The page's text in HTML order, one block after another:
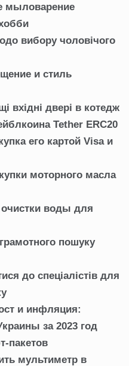
мыловарение
вибору чоловічого
и стиль
вхідні двері в котедж
Tether ERC20
его картой Visa и
моторного масла
воды для
пошуку
до спеціалістів для
и инфляция:
за 2023 год
пакетов
мультиметр в